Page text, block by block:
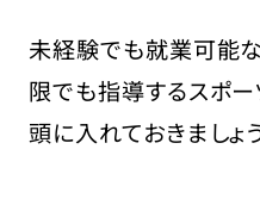
未経験でも就業可能
限でも指導するスポ
頭に入れておきましょう